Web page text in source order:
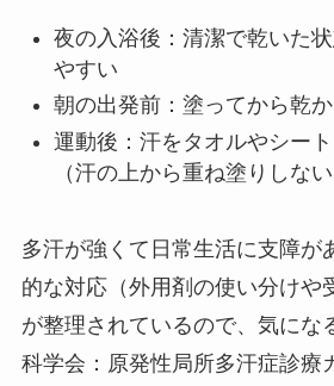
夜の入浴後：清潔で乾いた
やすい
朝の出発前：塗ってから乾
運動後：汗をタオルやシー
（汗の上から重ね塗りしない
多汗が強くて日常生活に支障が
的な対応（外用剤の使い分けや
が整理されているので、気にな
科学会：原発性局所多汗症診療